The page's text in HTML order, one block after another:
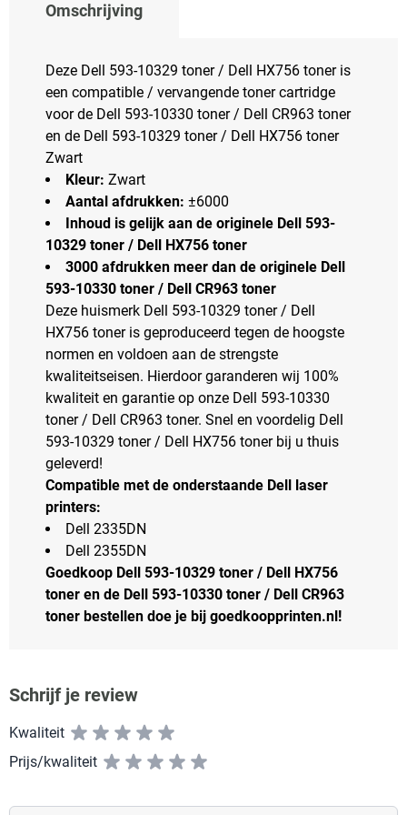
Omschrijving
Deze Dell 593-10329 toner / Dell HX756 toner is
een compatible / vervangende toner cartridge
voor de Dell 593-10330 toner / Dell CR963 toner
en de Dell 593-10329 toner / Dell HX756 toner
Zwart
Kleur: Zwart
Aantal afdrukken: ±6000
Inhoud is gelijk aan de originele Dell 593-
10329 toner / Dell HX756 toner
3000 afdrukken meer dan de originele Dell
593-10330 toner / Dell CR963 toner
Deze huismerk Dell 593-10329 toner / Dell
HX756 toner is geproduceerd tegen de hoogste
normen en voldoen aan de strengste
kwaliteitseisen. Hierdoor garanderen wij 100%
kwaliteit en garantie op onze Dell 593-10330
toner / Dell CR963 toner. Snel en voordelig Dell
593-10329 toner / Dell HX756 toner bij u thuis
geleverd!
Compatible met de onderstaande Dell laser
printers:
Dell 2335DN
Dell 2355DN
Goedkoop Dell 593-10329 toner / Dell HX756
toner en de Dell 593-10330 toner / Dell CR963
toner bestellen doe je bij goedkoopprinten.nl!
Schrijf je review
Kwaliteit
Prijs/kwaliteit